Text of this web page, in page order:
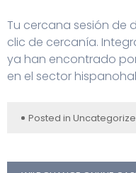
Tu cercana sesión de
clic de cercanía.
ya han encontrado
en el sector
Posted in